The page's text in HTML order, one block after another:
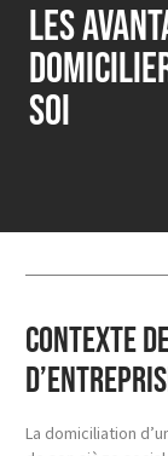
Les
soi
Contexte
La domiciliation